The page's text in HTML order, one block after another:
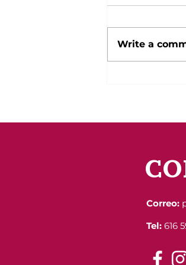
Write a
Correo:
Tel: 616